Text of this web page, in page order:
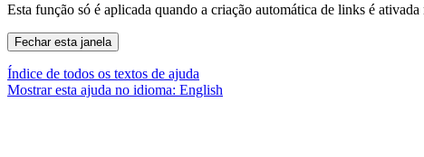
Esta função só é aplicada quando a criação automática de links é
Índice de todos os textos de ajuda
Mostrar esta ajuda no idioma: English